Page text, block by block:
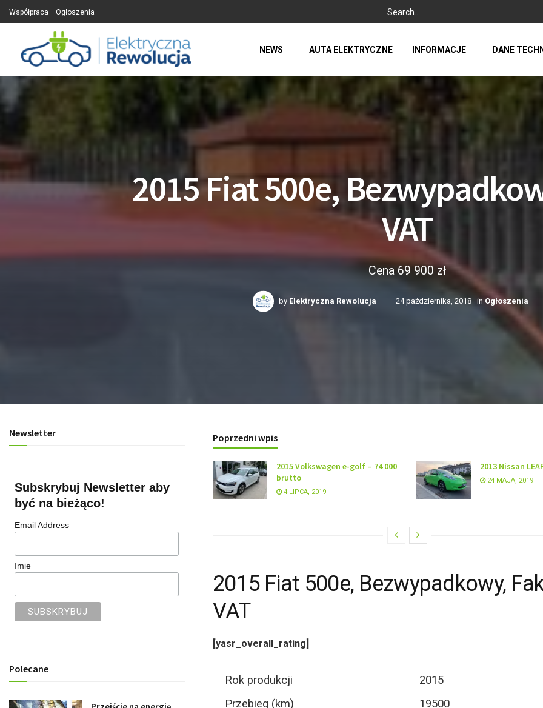
Współpraca Ogłoszenia
NEWS AUTA ELEKTRYCZNE INFORMACJE DANE
2015 Fiat 500e,
VAT
Cena 69 900 zł
by Elektryczna Rewolucja 24 października, 2018 in Ogłoszenia
Poprzedni wpis
2015 Volkswagen e-golf – 74 000
brutto
4 LIPCA, 2019
2013 Nissan
24 MAJA, 2019
2015 Fiat 500e, Bezwypadkowy,
VAT
[yasr_overall_rating]
Rok produkcji
2015
Przebieg (km)
19500
Newsletter
Subskrybuj Newsletter aby
być na bieżąco!
Email Address
Imie
Polecane